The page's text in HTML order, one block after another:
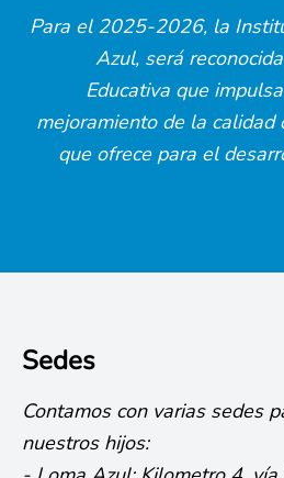
Para el 2025-2026, la
Azul, será
Educativa que
mejoramiento de la calidad
que ofrece para el
Sedes
Contamos con varias sedes
nuestros hijos: